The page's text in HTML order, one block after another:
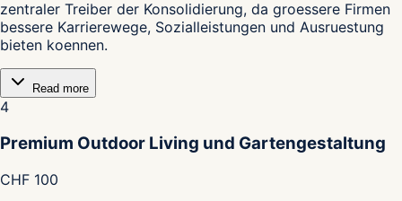
zentraler Treiber der Konsolidierung, da groessere Firmen
bessere Karrierewege, Sozialleistungen und Ausruestung
bieten koennen.
Read more
4
Premium Outdoor Living und Gartengestaltung
CHF 100